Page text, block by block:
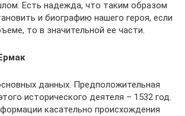
Есть надежда, что таким образом
и биографию нашего героя, если
то в значительной ее части.
данных. Предположительная
исторического деятеля – 1532 год.
касательно происхождения